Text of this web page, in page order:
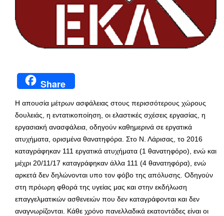
Share
Η απουσία μέτρων ασφάλειας στους περισσότερους χώρους
δουλειάς, η εντατικοποίηση, οι ελαστικές σχέσεις εργασίας, η
εργασιακή ανασφάλεια, οδηγούν καθημερινά σε εργατικά
ατυχήματα, ορισμένα θανατηφόρα. Στο Ν. Λάρισας, το 2016
καταγράφηκαν 111 εργατικά ατυχήματα (1 θανατηφόρο), ενώ και
μέχρι 20/11/17 καταγράφηκαν άλλα 111 (4 θανατηφόρα), ενώ
αρκετά δεν δηλώνονται υπο τον φόβο της απόλυσης. Οδηγούν
στη πρόωρη φθορά της υγείας μας και στην εκδήλωση
επαγγελματικών ασθενειών που δεν καταγράφονται και δεν
αναγνωρίζονται. Κάθε χρόνο πανελλαδικά εκατοντάδες είναι οι